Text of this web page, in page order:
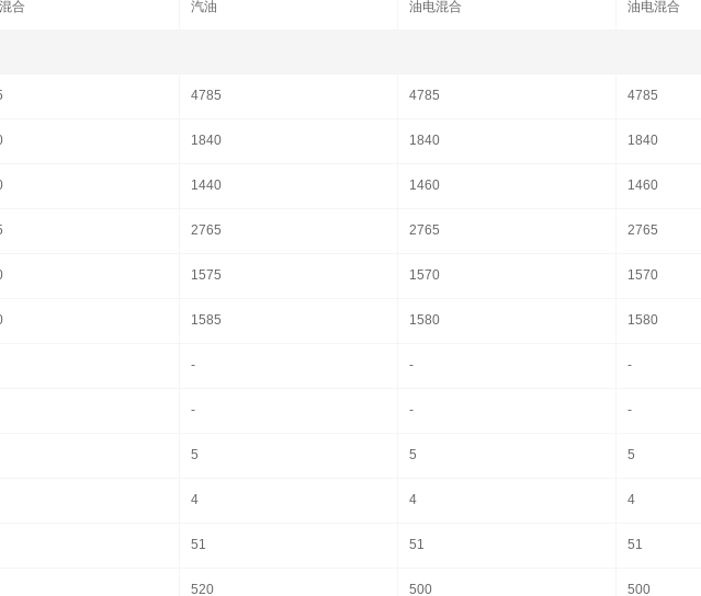
合 汽油 油电混合 油电混合
4785 4785 4785
1840 1840 1840
1440 1460 1460
2765 2765 2765
1575 1570 1570
1585 1580 1580
- - -
- - -
5 5 5
4 4 4
51 51 51
520 500 500